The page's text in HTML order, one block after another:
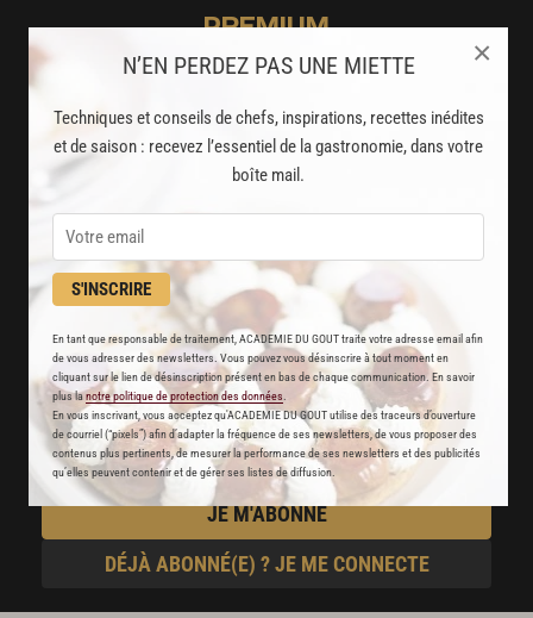
N’EN PERDEZ PAS UNE MIETTE
Techniques et conseils de chefs, inspirations, recettes inédites
et de saison : recevez l’essentiel de la gastronomie, dans votre
boîte mail.
S'INSCRIRE
En tant que responsable de traitement, ACADEMIE DU GOUT traite votre adresse email afin
de vous adresser des newsletters. Vous pouvez vous désinscrire à tout moment en
cliquant sur le lien de désinscription présent en bas de chaque communication. En savoir
plus lanotre politique de protection des données
En vous inscrivant, vous acceptez qu'ACADEMIE DU GOUT utilise des traceurs d’ouverture
de courriel (“pixels”) afin d’adapter la fréquence de ses newsletters, de vous proposer des
contenus plus pertinents, de mesurer la performance de ses newsletters et des publicités
qu’elles peuvent contenir et de gérer ses listes de diffusion.
×
PREMIUM
LA CUISINE DES CHEFS, ENFIN ACCESSIBLE !
8000recettes exclusives
partagées par vos chefs préférés
2000vidéos de recettes
et techniques de cuisine et pâtisserie
Des nouveautés
disponibles chaque semaine
Stop pub
un service garanti sans publicité
JE M'ABONNE
DÉJÀ ABONNÉ(E) ? JE ME CONNECTE